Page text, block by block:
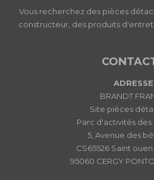
Vous recherchez des pièces
constructeur, des produits
ADRESSE
BRANDT
Site pièces
Parc d'activités
5, Avenue des
CS65526 Saint
95060 CERGY